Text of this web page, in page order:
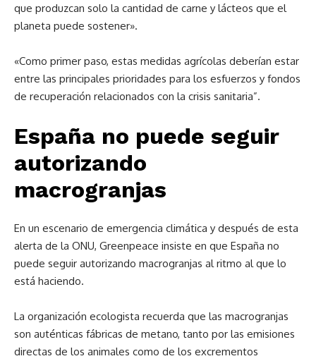
que produzcan solo la cantidad de carne y lácteos que el
planeta puede sostener».
«Como primer paso, estas medidas agrícolas deberían estar
entre las principales prioridades para los esfuerzos y fondos
de recuperación relacionados con la crisis sanitaria”.
España no puede seguir
autorizando
macrogranjas
En un escenario de emergencia climática y después de esta
alerta de la ONU, Greenpeace insiste en que España no
puede seguir autorizando macrogranjas al ritmo al que lo
está haciendo.
La organización ecologista recuerda que las macrogranjas
son auténticas fábricas de metano, tanto por las emisiones
directas de los animales como de los excrementos